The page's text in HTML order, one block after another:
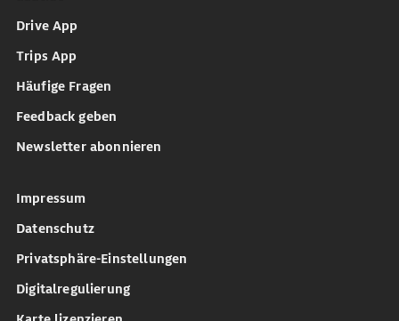
Drive App
Trips App
Häufige Fragen
Feedback geben
Newsletter abonnieren
Impressum
Datenschutz
Privatsphäre-Einstellungen
Digitalregulierung